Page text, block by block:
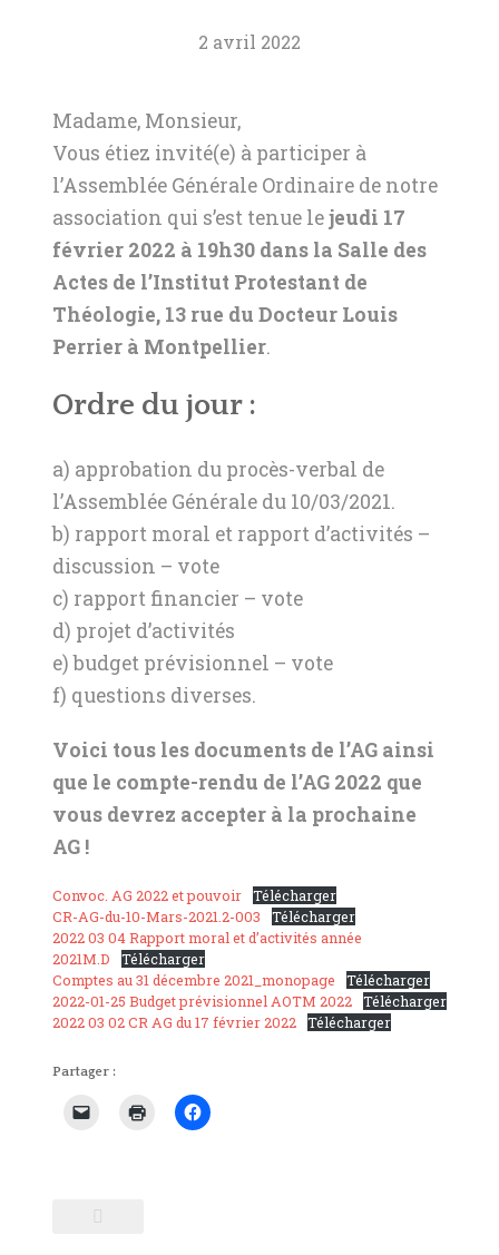
2 avril 2022
Madame, Monsieur,
Vous étiez invité(e) à participer à
l’Assemblée Générale Ordinaire de notre
association qui s’est tenue lejeudi 17
février 2022 à 19h30 dans la Salle des
Actes de l’Institut Protestant de
Théologie, 13 rue du Docteur Louis
Perrier à Montpellier.
Ordre du jour :
a) approbation du procès-verbal de
l’Assemblée Générale du 10/03/2021.
b) rapport moral et rapport d’activités –
discussion – vote
c) rapport financier – vote
d) projet d’activités
e) budget prévisionnel – vote
f) questions diverses.
Voici tous les documents de l’AG ainsi
que le compte-rendu de l’AG 2022 que
vous devrez accepter à la prochaine
AG !
Convoc. AG 2022 et pouvoir
Télécharger
CR-AG-du-10-Mars-2021.2-003
Télécharger
2022 03 04 Rapport moral et d’activités année
2021M.D
Télécharger
Comptes au 31 décembre 2021_monopage
Télécharger
2022-01-25 Budget prévisionnel AOTM 2022
Télécharger
2022 03 02 CR AG du 17 février 2022
Télécharger
Partager :